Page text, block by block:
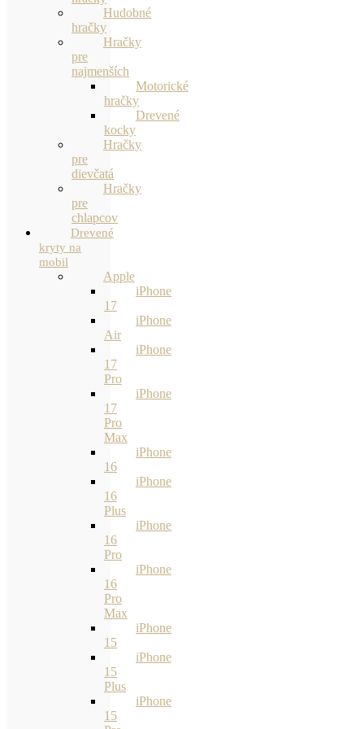
Hudobné
hračky
Hračky
pre
najmenších
Motorické
hračky
Drevené
kocky
Hračky
pre
dievčatá
Hračky
pre
chlapcov
Drevené
kryty na
mobil
Apple
iPhone
17
iPhone
Air
iPhone
17
Pro
iPhone
17
Pro
Max
iPhone
16
iPhone
16
Plus
iPhone
16
Pro
iPhone
16
Pro
Max
iPhone
15
iPhone
15
Plus
iPhone
15